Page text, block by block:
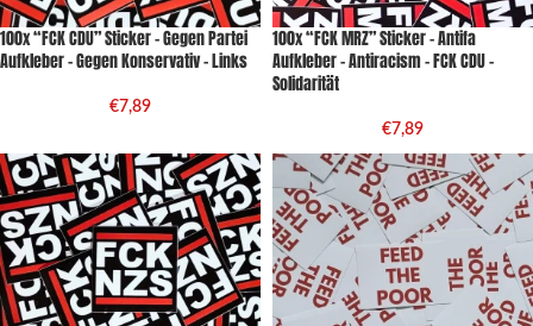
100x “FCK CDU” Sticker – Gegen Partei
Aufkleber – Gegen Konservativ – Links
€7,89
100x “FCK MRZ” Sticker – Antifa
Aufkleber – Antiracism – FCK CDU –
Solidarität
€7,89